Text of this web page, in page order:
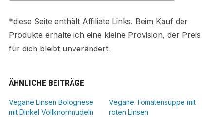
*diese Seite enthält Affiliate Links. Beim Kauf der
Produkte erhalte ich eine kleine Provision, der Preis
für dich bleibt unverändert.
ÄHNLICHE BEITRÄGE
Vegane Linsen Bolognese
mit Dinkel Vollknornnudeln
Vegane Tomatensuppe mit
roten Linsen